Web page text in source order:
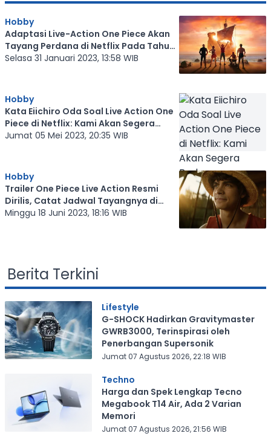
Hobby
Adaptasi Live-Action One Piece Akan
Tayang Perdana di Netflix Pada Tahun
Ini
Selasa 31 Januari 2023, 13:58 WIB
Hobby
Kata Eiichiro Oda Soal Live Action One
Piece di Netflix: Kami Akan Segera
Berlayar
Jumat 05 Mei 2023, 20:35 WIB
Hobby
Trailer One Piece Live Action Resmi
Dirilis, Catat Jadwal Tayangnya di
Netflix
Minggu 18 Juni 2023, 18:16 WIB
Berita Terkini
Lifestyle
G-SHOCK Hadirkan Gravitymaster
GWRB3000, Terinspirasi oleh
Penerbangan Supersonik
Jumat 07 Agustus 2026, 22:18 WIB
Techno
Harga dan Spek Lengkap Tecno
Megabook T14 Air, Ada 2 Varian
Memori
Jumat 07 Agustus 2026, 21:56 WIB